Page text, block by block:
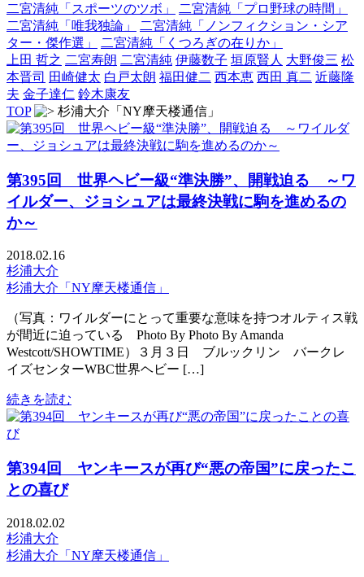
二宮清純「スポーツのツボ」
二宮清純「プロ野球の時間」
二宮清純「唯我独論」
二宮清純「ノンフィクション・シア
ター・傑作選」
二宮清純「くつろぎの在りか」
上田 哲之 二宮寿朗 二宮清純 伊藤数子 垣原賢人 大野俊三 松
本晋司 田崎健太 白戸太朗 福田健二 西本恵 西田 真二 近藤隆
夫 金子達仁 鈴木康友
TOP
杉浦大介「NY摩天楼通信」
第395回 世界ヘビー級“準決勝”、開戦迫る ～ワ
イルダー、ジョシュアは最終決戦に駒を進めるの
か～
2018.02.16
杉浦大介
杉浦大介「NY摩天楼通信」
（写真：ワイルダーにとって重要な意味を持つオルティス戦
が間近に迫っている Photo By Photo By Amanda
Westcott/SHOWTIME）３月３日 ブルックリン バークレ
イズセンターWBC世界ヘビー […]
続きを読む
第394回 ヤンキースが再び“悪の帝国”に戻ったこ
との喜び
2018.02.02
杉浦大介
杉浦大介「NY摩天楼通信」